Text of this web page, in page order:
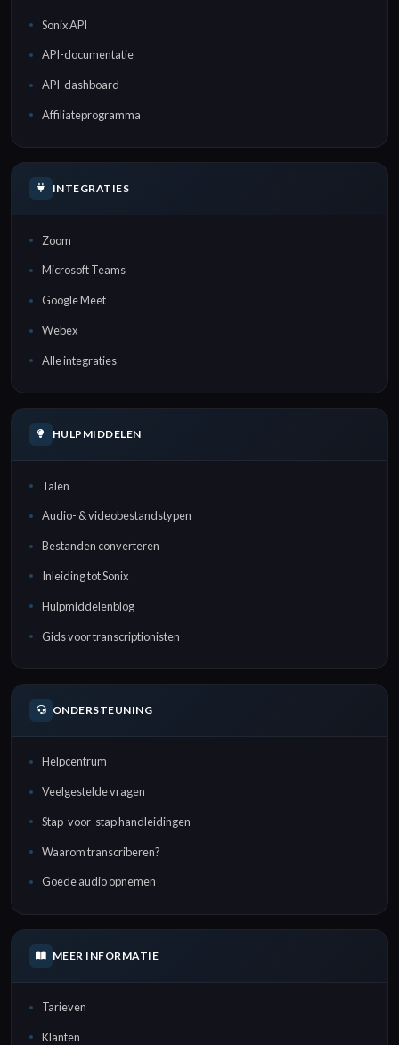
Sonix API
API-documentatie
API-dashboard
Affiliateprogramma
INTEGRATIES
Zoom
Microsoft Teams
Google Meet
Webex
Alle integraties
HULPMIDDELEN
Talen
Audio- & videobestandstypen
Bestanden converteren
Inleiding tot Sonix
Hulpmiddelenblog
Gids voor transcriptionisten
ONDERSTEUNING
Helpcentrum
Veelgestelde vragen
Stap-voor-stap handleidingen
Waarom transcriberen?
Goede audio opnemen
MEER INFORMATIE
Tarieven
Klanten